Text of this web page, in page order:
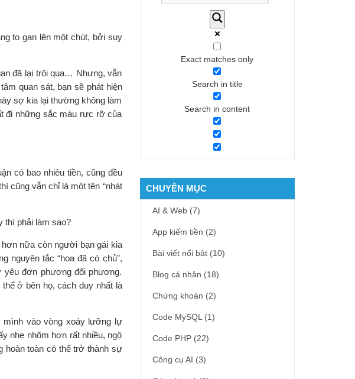
to gan lên một chút, bởi suy
đã lại trôi qua… Nhưng, vẫn
quan sát, bạn sẽ phát hiện
sợ kia lại thường không làm
đi những sắc màu rực rỡ của
có bao nhiêu tiền, cũng đều
cũng vẫn chỉ là một tên “nhát
thì phải làm sao?
nữa còn người bạn gái kia
nguyên tắc “hoa đã có chủ”,
đơn phương đối phương.
ở bên họ, cách duy nhất là
mình vào vòng xoáy lưỡng lự
nhẹ nhõm hơn rất nhiều, ngộ
hoàn toàn có thể trở thành sự
Exact matches only
Search in title
Search in content
CHUYÊN MỤC
AI & Web (7)
App kiếm tiền (2)
Bài viết nổi bật (10)
Blog cá nhân (18)
Chứng khoán (2)
Code MySQL (1)
Code PHP (22)
Công cụ AI (3)